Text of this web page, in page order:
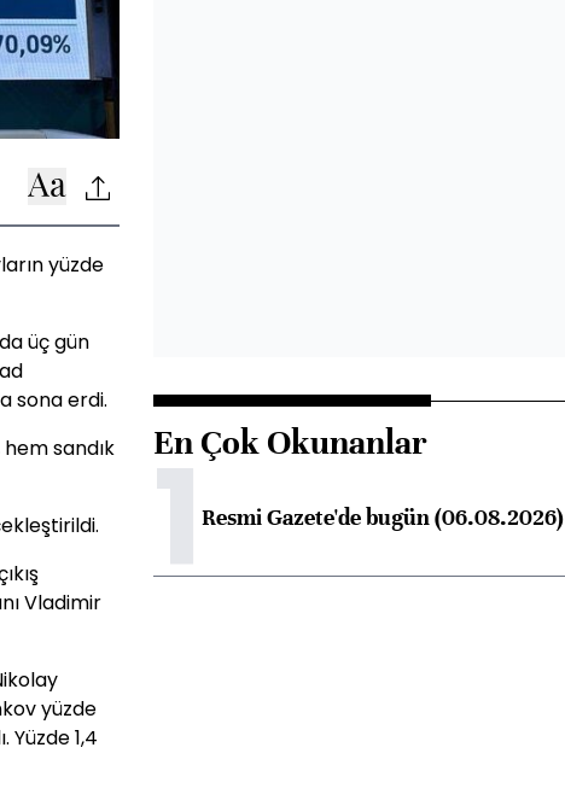
yüzde
üç gün
sona erdi.
sandık
Vladimir
yüzde
Yüzde 1,4
En Çok Okunanlar
1Resmi Gazete'de bugün (06.08.2026)